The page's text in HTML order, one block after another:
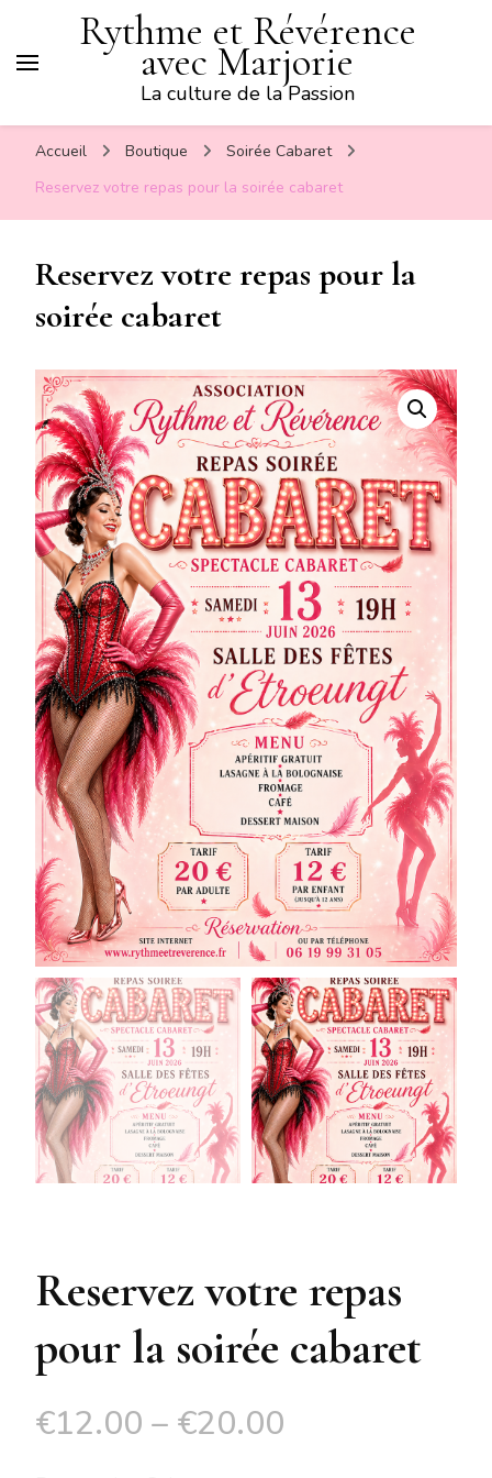
Rythme et Révérence
avec Marjorie
La culture de la Passion
Accueil Boutique
Soirée Cabaret
Reservez votre repas pour la soirée cabaret
Reservez votre repas pour la
soirée cabaret
Reservez votre repas
pour la soirée cabaret
€12.00 – €20.00